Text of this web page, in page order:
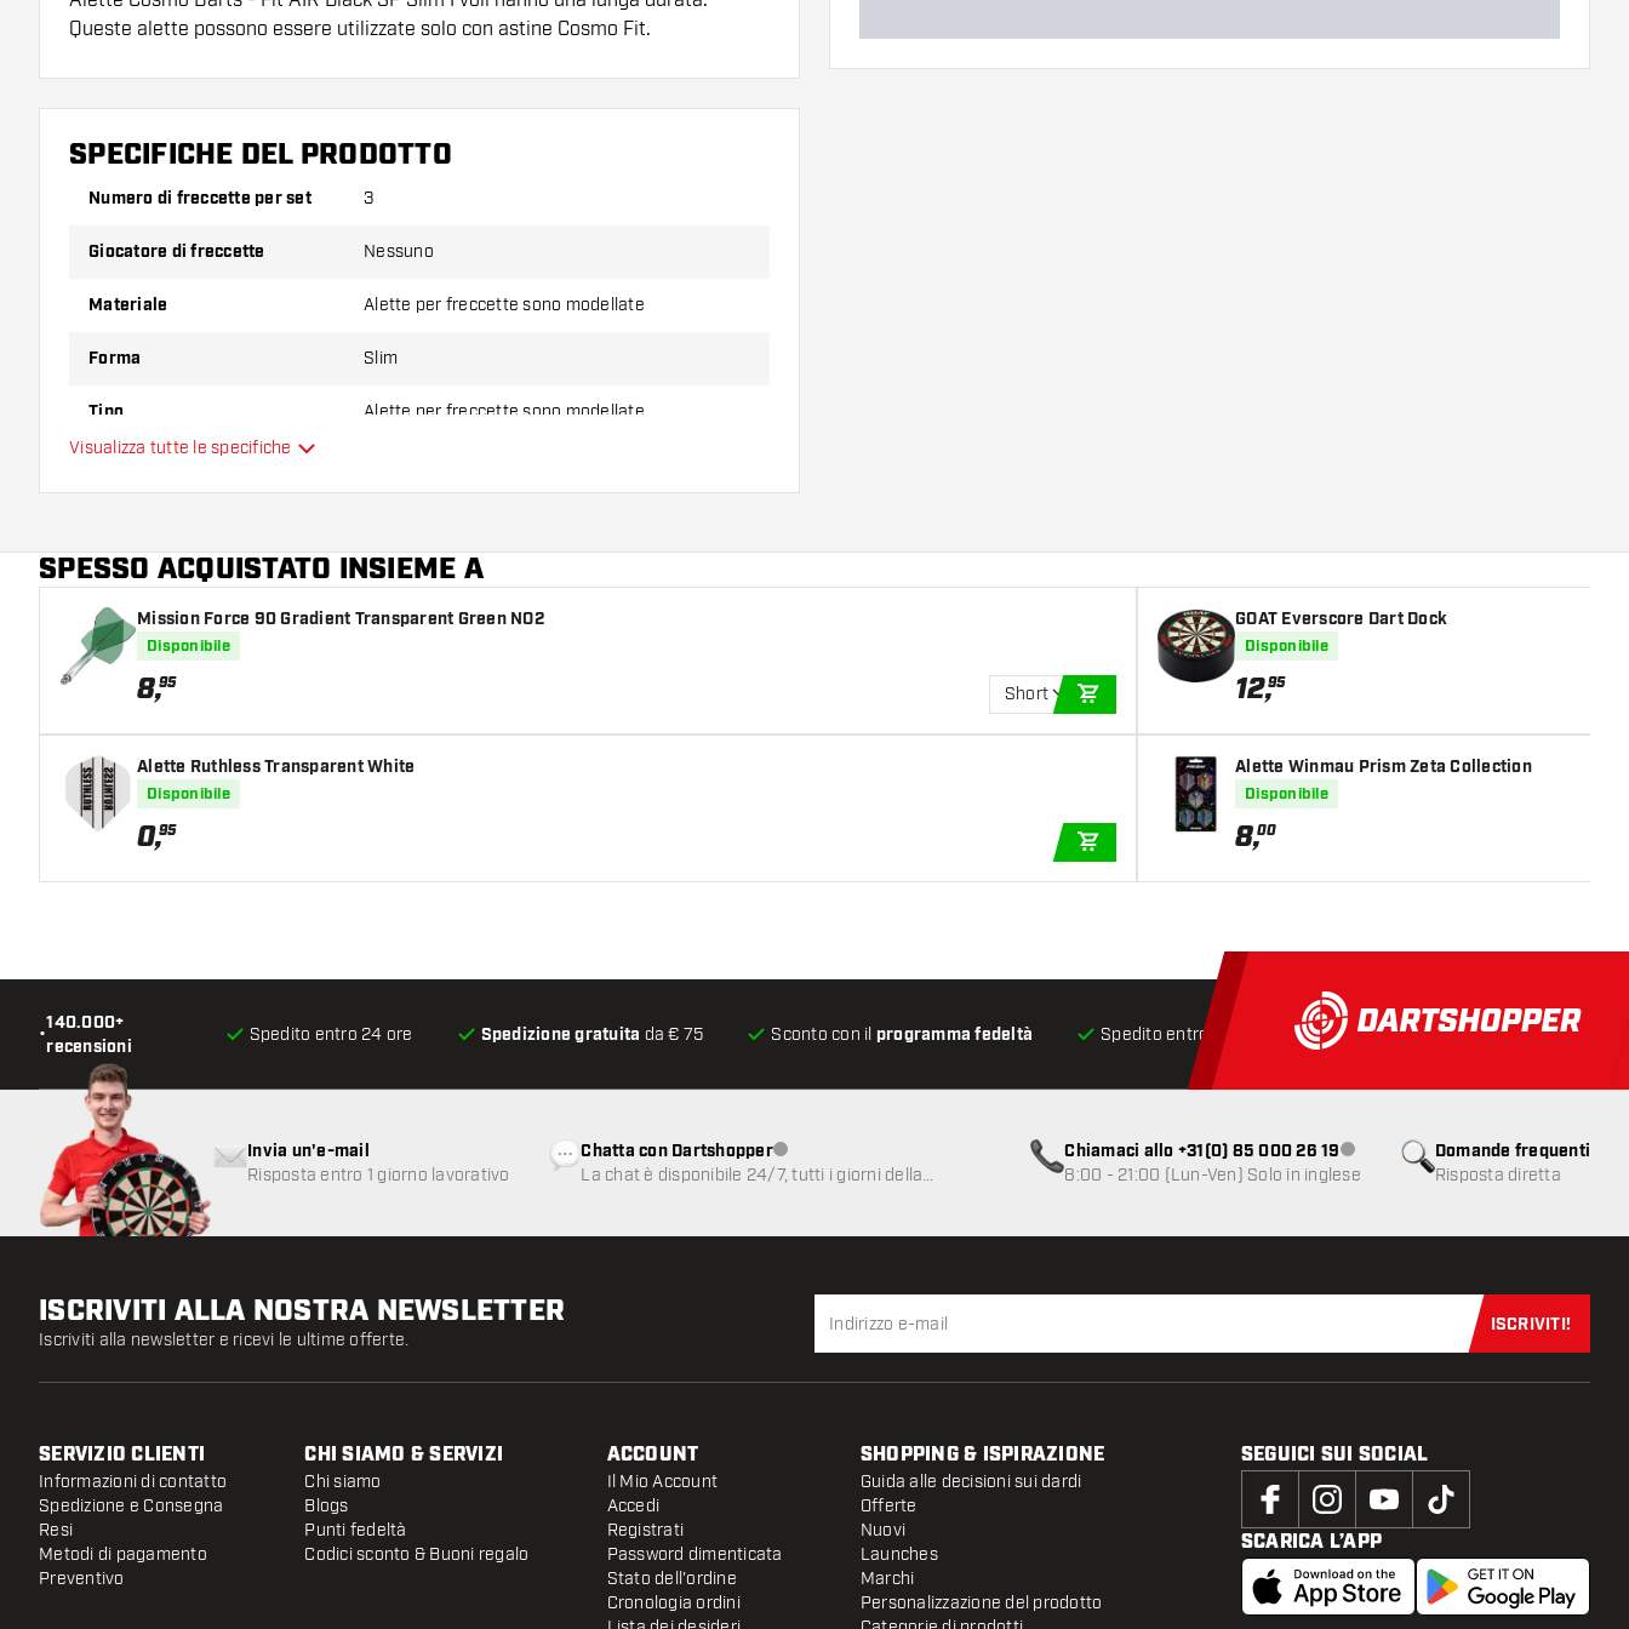
Queste alette possono essere utilizzate solo con astine Cosmo Fit.
Assicuratevi di avere a portata di mano un gran numero di alette e di
astine. Questi possono danneggiarsi o rompersi con l'uso.
scoprire quale variante vi si addice di più!
SPECIFICHE DEL PRODOTTO
Numero di freccette per set 3
Giocatore di freccette Nessuno
Materiale Alette per freccette sono modellate
Forma Slim
Tipo Alette per freccette sono modellate
Visualizza tutte le specifiche
SPESSO ACQUISTATO INSIEME A
Mission Force 90 Gradient Transparent Green NO2
Disponibile
8,95
Short
AGGIUNGI AL CARRELLO
Alette Ruthless Transparent White
Disponibile
0,95
AGGIUNGI AL CARRELLO
GOAT Everscore Dart Dock
Disponibile
12,95
Alette Winmau Prism Zeta Collection
Disponibile
8,00
•
140.000+
recensioni
Spedito entro 24 ore Spedizione gratuita da € 75 Sconto con il programma fedeltà Spedito entro 24 ore Spedizione gratuitada € 75
Domande frequenti
Risposta diretta
Invia un'e-mail
Risposta entro 1 giorno lavorativo
Chatta con DartshopperServizio clienti non disponibile
La chat è disponibile 24/7, tutti i giorni della
Chiamaci allo +31(0) 85 000 26 19Servizio clienti non disponibile
8:00 - 21:00 (Lun-Ven) Solo in inglese
ISCRIVITI ALLA NOSTRA NEWSLETTER
Iscriviti alla newsletter e ricevi le ultime offerte.
Iscriviti
ISCRIVITI!
SERVIZIO CLIENTI
Informazioni di contatto
Spedizione e Consegna
Resi
Metodi di pagamento
Preventivo
CHI SIAMO & SERVIZI
Chi siamo
Blogs
Punti fedeltà
Codici sconto & Buoni regalo
ACCOUNT
Il Mio Account
Accedi
Registrati
Password dimenticata
Stato dell'ordine
Cronologia ordini
SHOPPING & ISPIRAZIONE
Guida alle decisioni sui dardi
Offerte
Nuovi
Launches
Marchi
Personalizzazione del prodotto
SEGUICI SUI SOCIAL
SCARICA L’APP